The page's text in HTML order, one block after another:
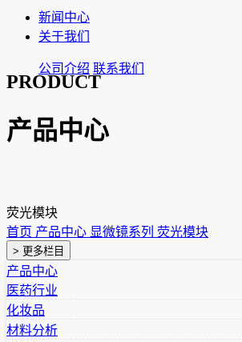
新闻中心
关于我们
公司介绍 联系我们
PRODUCT
产品中心
荧光模块
首页 产品中心 显微镜系列 荧光模块
> 更多栏目
产品中心
医药行业
化妆品
材料分析